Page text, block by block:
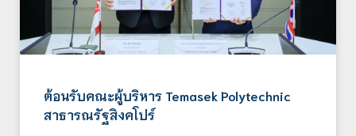
ต้อนรับคณะผู้บริหาร Temasek Polytechnic
สาธารณรัฐสิงคโปร์